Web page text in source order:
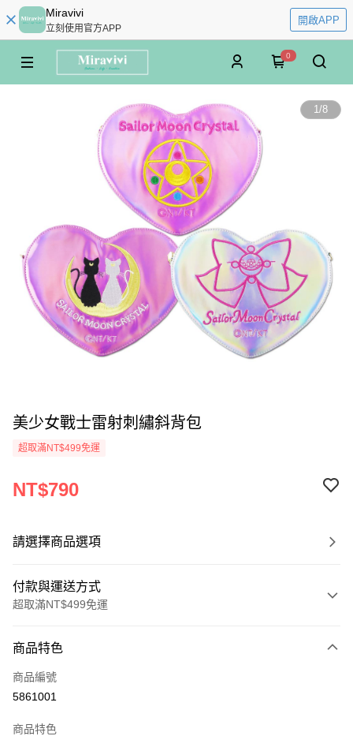
Miravivi
立刻使用官方APP
開啟APP
0
1/8
美少女戰士雷射刺繡斜背包
超取滿NT$499免運
NT$790
請選擇商品選項
付款與運送方式
超取滿NT$499免運
信用卡一次付款
超商取貨付款
商品特色
商品編號
5861001
商品特色